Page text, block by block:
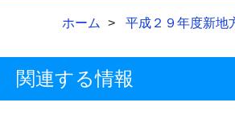
ホーム 平成２９年度新
関連する情報